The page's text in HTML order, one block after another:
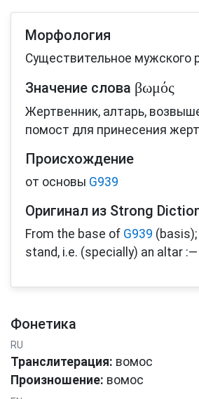
Морфология
Существительное мужского
Значение слова βωμός
Жертвенник, алтарь,
помост для принесения
Происхождение
от основы G939
Оригинал из Strong
From the base of G939 (basis);
stand, i.e. (specially) an altar
Фонетика
RU
Транслитерация: вомос
Произношение: вомοс